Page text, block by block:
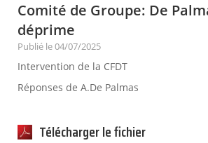
Comité de Groupe: De
déprime
Publié le 04/07/2025
Intervention de la CFDT
Réponses de A.De Palmas
Télécharger le fichier